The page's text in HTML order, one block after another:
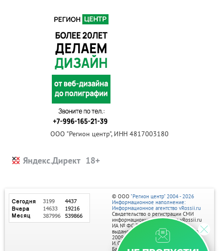
ООО "Регион центр", ИНН 4817003180
Яндекс.Директ
© ООО "Регион центр" 2004 - 2026
Информационное наполнение:
Информационное агентство vRossii.ru
Свидетельство о регистрации СМИ
информационного агентства vRossii.ru
ИА № ФС 77‑35502
выдано РОСКОМНАДЗОРом 04 марта
2009г.
И. О. Главного редактора Нарыков А. Н.
Баннеры на портале размещаются на